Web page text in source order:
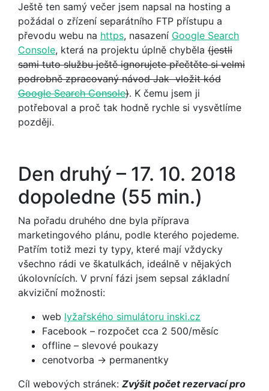
Ještě ten samý večer jsem napsal na hosting a
požádal o zřízení separátního FTP přístupu a
převodu webu na https, nasazení Google Search
Console, která na projektu úplně chyběla (jestli
sami tuto službu ještě ignorujete přečtěte si velmi
podrobně zpracovaný návod Jak vložit kód
Google Search Console). K čemu jsem ji
potřeboval a proč tak hodně rychle si vysvětlíme
později.
Den druhý – 17. 10. 2018
dopoledne (55 min.)
Na pořadu druhého dne byla příprava
marketingového plánu, podle kterého pojedeme.
Patřím totiž mezi ty typy, které mají vždycky
všechno rádi ve škatulkách, ideálně v nějakých
úkolovnících. V první fázi jsem sepsal základní
akviziční možnosti:
web lyžařského simulátoru inski.cz
Facebook – rozpočet cca 2 500/měsíc
offline – slevové poukazy
cenotvorba -> permanentky
Cíl webových stránek: Zvýšit počet rezervací pro